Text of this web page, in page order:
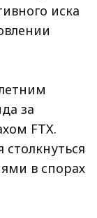
иска
за
FTX.
в спорах